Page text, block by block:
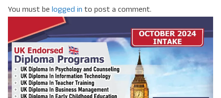
You must be logged in to post a comment.